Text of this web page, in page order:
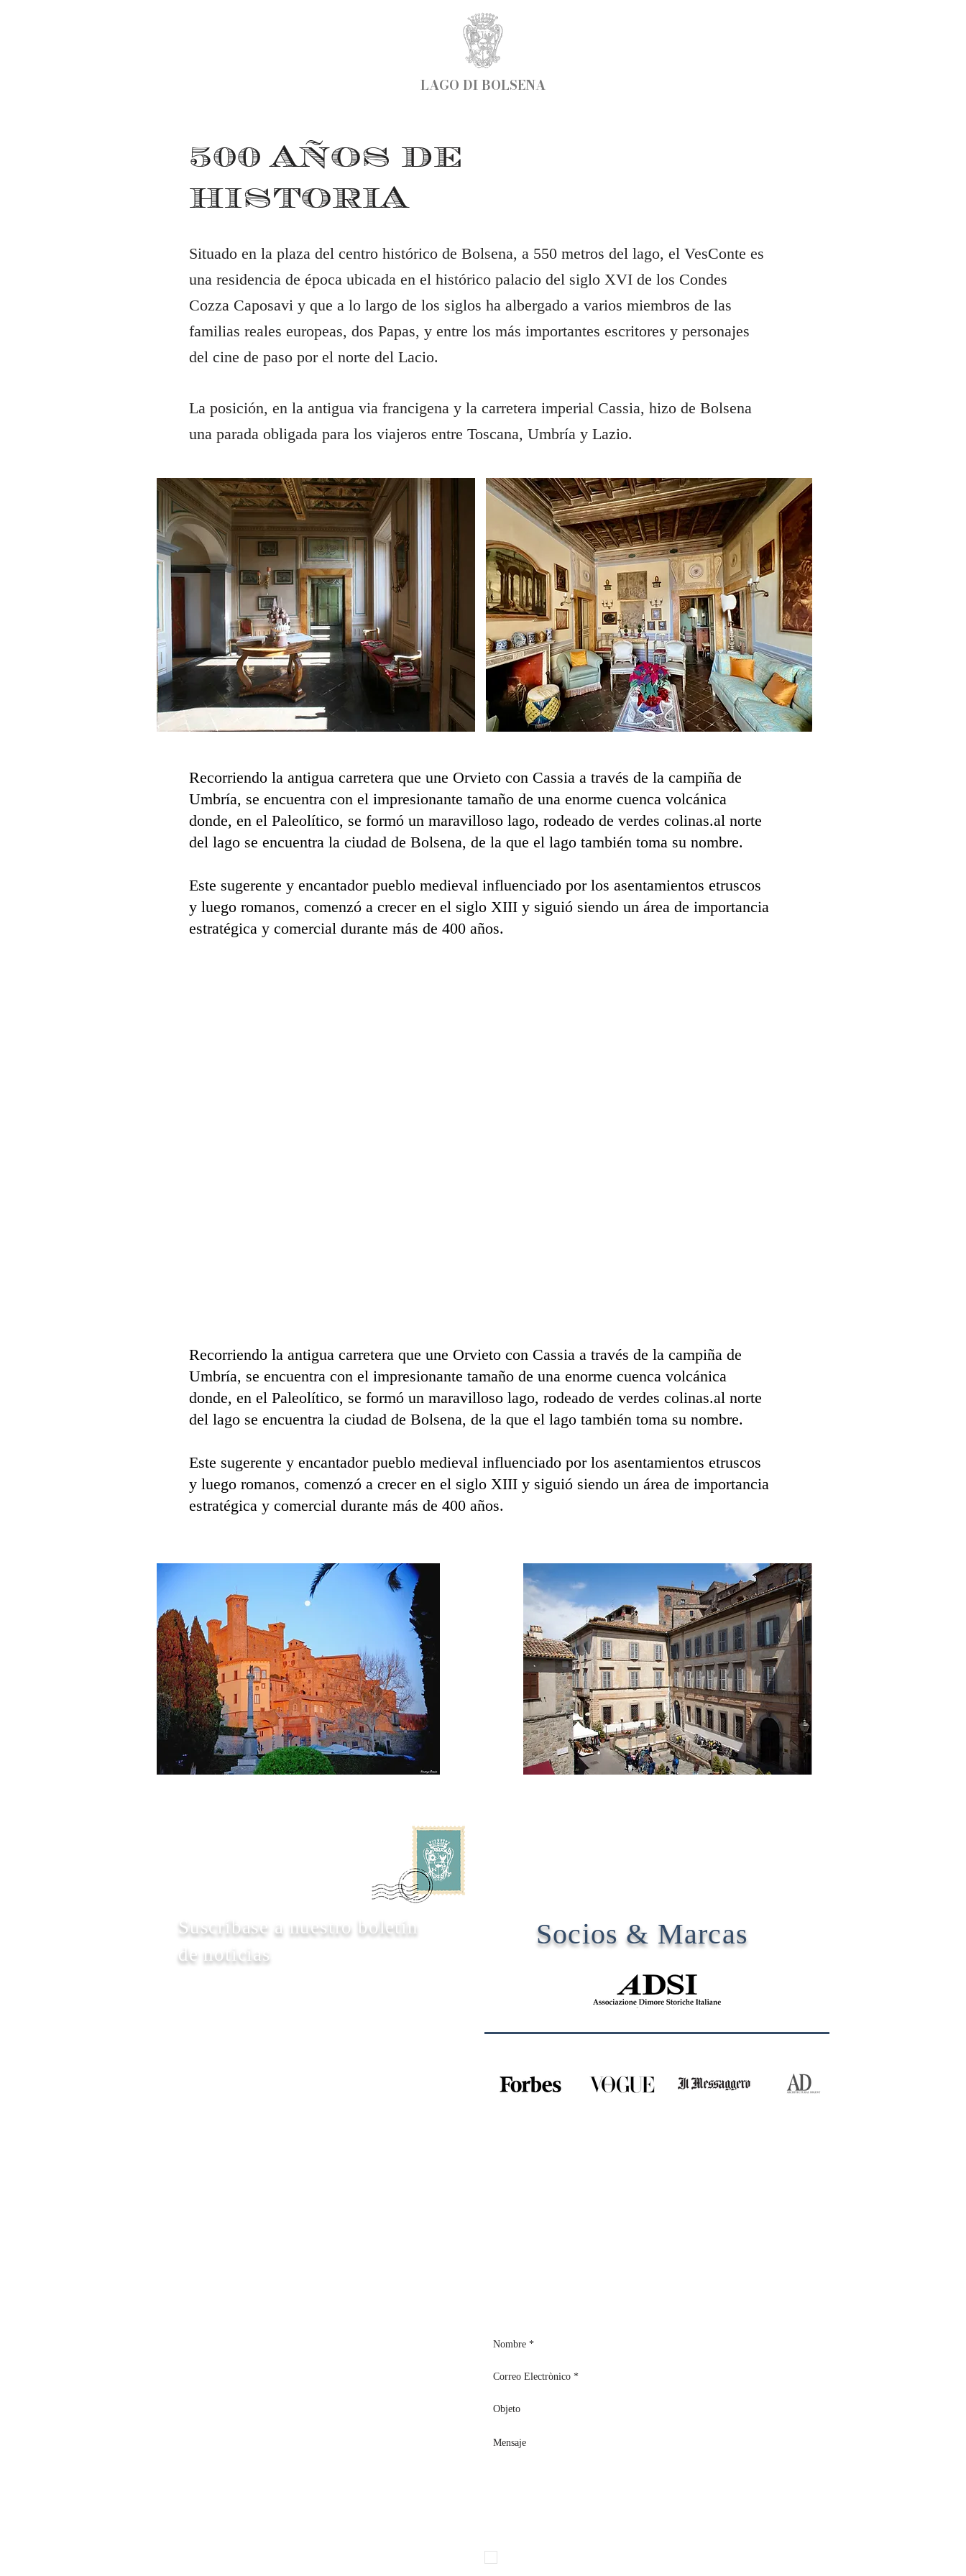
LAGO DI BOLSENA
500 AÑOS DE
HISTORIA
Situado en la plaza del centro histórico de Bolsena, a 550 metros del lago, el VesConte es
una residencia de época ubicada en el histórico palacio del siglo XVI de los Condes
Cozza Caposavi y que a lo largo de los siglos ha albergado a varios miembros de las
familias reales europeas, dos Papas, y entre los más importantes escritores y personajes
del cine de paso por el norte del Lacio.
La posición, en la antigua via francigena y la carretera imperial Cassia, hizo de Bolsena
una parada obligada para los viajeros entre Toscana, Umbría y Lazio.
Recorriendo la antigua carretera que une Orvieto con Cassia a través de la campiña de
Umbría, se encuentra con el impresionante tamaño de una enorme cuenca volcánica
donde, en el Paleolítico, se formó un maravilloso lago, rodeado de verdes colinas.al norte
del lago se encuentra la ciudad de Bolsena, de la que el lago también toma su nombre.
Este sugerente y encantador pueblo medieval influenciado por los asentamientos etruscos
y luego romanos, comenzó a crecer en el siglo XIII y siguió siendo un área de importancia
estratégica y comercial durante más de 400 años.
Recorriendo la antigua carretera que une Orvieto con Cassia a través de la campiña de
Umbría, se encuentra con el impresionante tamaño de una enorme cuenca volcánica
donde, en el Paleolítico, se formó un maravilloso lago, rodeado de verdes colinas.al norte
del lago se encuentra la ciudad de Bolsena, de la que el lago también toma su nombre.
Este sugerente y encantador pueblo medieval influenciado por los asentamientos etruscos
y luego romanos, comenzó a crecer en el siglo XIII y siguió siendo un área de importancia
estratégica y comercial durante más de 400 años.
Suscríbase a nuestro boletín
de noticias
Socios & Marcas